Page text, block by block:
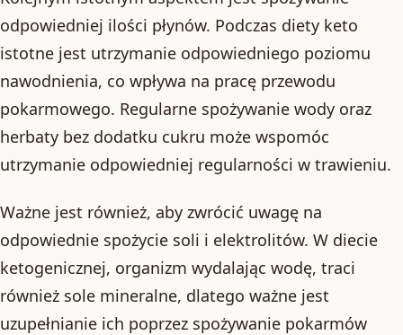
odpowiedniej ilości płynów. Podczas diety keto
istotne jest utrzymanie odpowiedniego poziomu
nawodnienia, co wpływa na pracę przewodu
pokarmowego. Regularne spożywanie wody oraz
herbaty bez dodatku cukru może wspomóc
utrzymanie odpowiedniej regularności w trawieniu.
Ważne jest również, aby zwrócić uwagę na
odpowiednie spożycie soli i elektrolitów. W diecie
ketogenicznej, organizm wydalając wodę, traci
również sole mineralne, dlatego ważne jest
uzupełnianie ich poprzez spożywanie pokarmów